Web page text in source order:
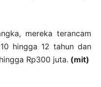
mereka terancam
hingga 12 tahun dan
Rp300 juta. (mit)